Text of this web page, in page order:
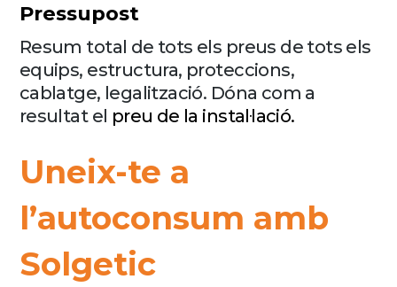
Pressupost
Resum total de tots els preus de tots els
equips, estructura, proteccions,
cablatge, legalització. Dóna com a
resultat el preu de la instal·lació.
Uneix-te a
l’autoconsum amb
Solgetic